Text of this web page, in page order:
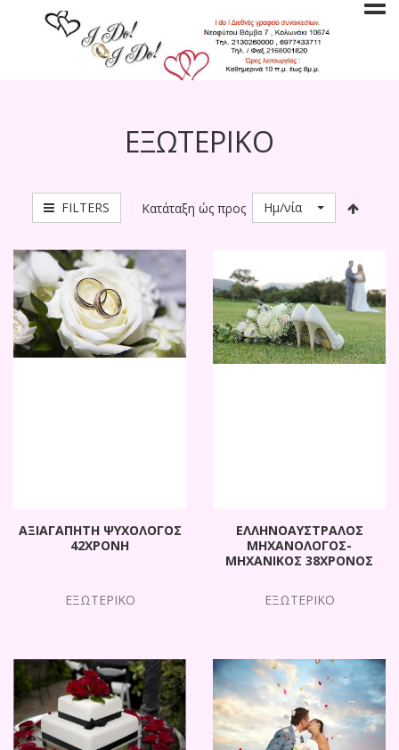
ΕΞΩΤΕΡΙΚΟ
FILTERS Κατάταξη ώς προς Ημ/νία
ΑΞΙΑΓΑΠΗΤΗ ΨΥΧΟΛΟΓΟΣ
42ΧΡΟΝΗ
ΕΞΩΤΕΡΙΚΟ
ΕΛΛΗΝΟΑΥΣΤΡΑΛΟΣ
ΜΗΧΑΝΟΛΟΓΟΣ-
ΜΗΧΑΝΙΚΟΣ 38ΧΡΟΝΟΣ
ΕΞΩΤΕΡΙΚΟ